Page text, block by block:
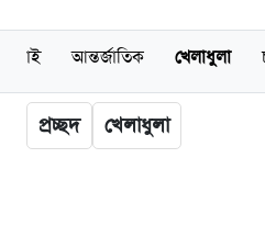
আন্তর্জাতিক খেলাধুলা
প্রচ্ছদ খেলাধুলা